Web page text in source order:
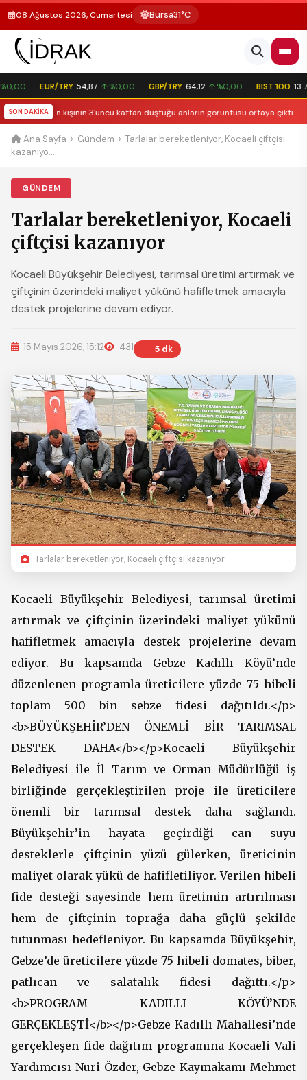
08 Ağustos 2026, Cumartesi Bursa31°C
EUR/TRY 54,87 ↑ %0,00 GBP/TRY 64,12 ↑ %0,00 BIST 100
SON DAKİKA
isteyen kişinin 3'üncü kattan düştüğü anların görüntüsü ortaya çıktı
Ana Sayfa › Gündem › Tarlalar bereketleniyor, Kocaeli çiftçisi
kazanıyo...
GÜNDEM
Tarlalar bereketleniyor, Kocaeli
çiftçisi kazanıyor
Kocaeli Büyükşehir Belediyesi, tarımsal üretimi artırmak ve
çiftçinin üzerindeki maliyet yükünü hafifletmek amacıyla
destek projelerine devam ediyor.
15 Mayıs 2026, 15:12 431 5 dk
Tarlalar bereketleniyor, Kocaeli çiftçisi kazanıyor
Kocaeli Büyükşehir Belediyesi, tarımsal üretimi
artırmak ve çiftçinin üzerindeki maliyet yükünü
hafifletmek amacıyla destek projelerine devam
ediyor. Bu kapsamda Gebze Kadıllı Köyü’nde
düzenlenen programla üreticilere yüzde 75 hibeli
toplam 500 bin sebze fidesi dağıtıldı.</p>
<b>BÜYÜKŞEHİR’DEN ÖNEMLİ BİR TARIMSAL
DESTEK DAHA</b></p>Kocaeli Büyükşehir
Belediyesi ile İl Tarım ve Orman Müdürlüğü iş
birliğinde gerçekleştirilen proje ile üreticilere
önemli bir tarımsal destek daha sağlandı.
Büyükşehir’in hayata geçirdiği can suyu
desteklerle çiftçinin yüzü gülerken, üreticinin
maliyet olarak yükü de hafifletiliyor. Verilen hibeli
fide desteği sayesinde hem üretimin artırılması
hem de çiftçinin toprağa daha güçlü şekilde
tutunması hedefleniyor. Bu kapsamda Büyükşehir,
Gebze’de üreticilere yüzde 75 hibeli domates, biber,
patlıcan ve salatalık fidesi dağıttı.</p>
<b>PROGRAM KADILLI KÖYÜ’NDE
GERÇEKLEŞTİ</b></p>Gebze Kadıllı Mahallesi’nde
gerçekleşen fide dağıtım programına Kocaeli Vali
Yardımcısı Nuri Özder, Gebze Kaymakamı Mehmet